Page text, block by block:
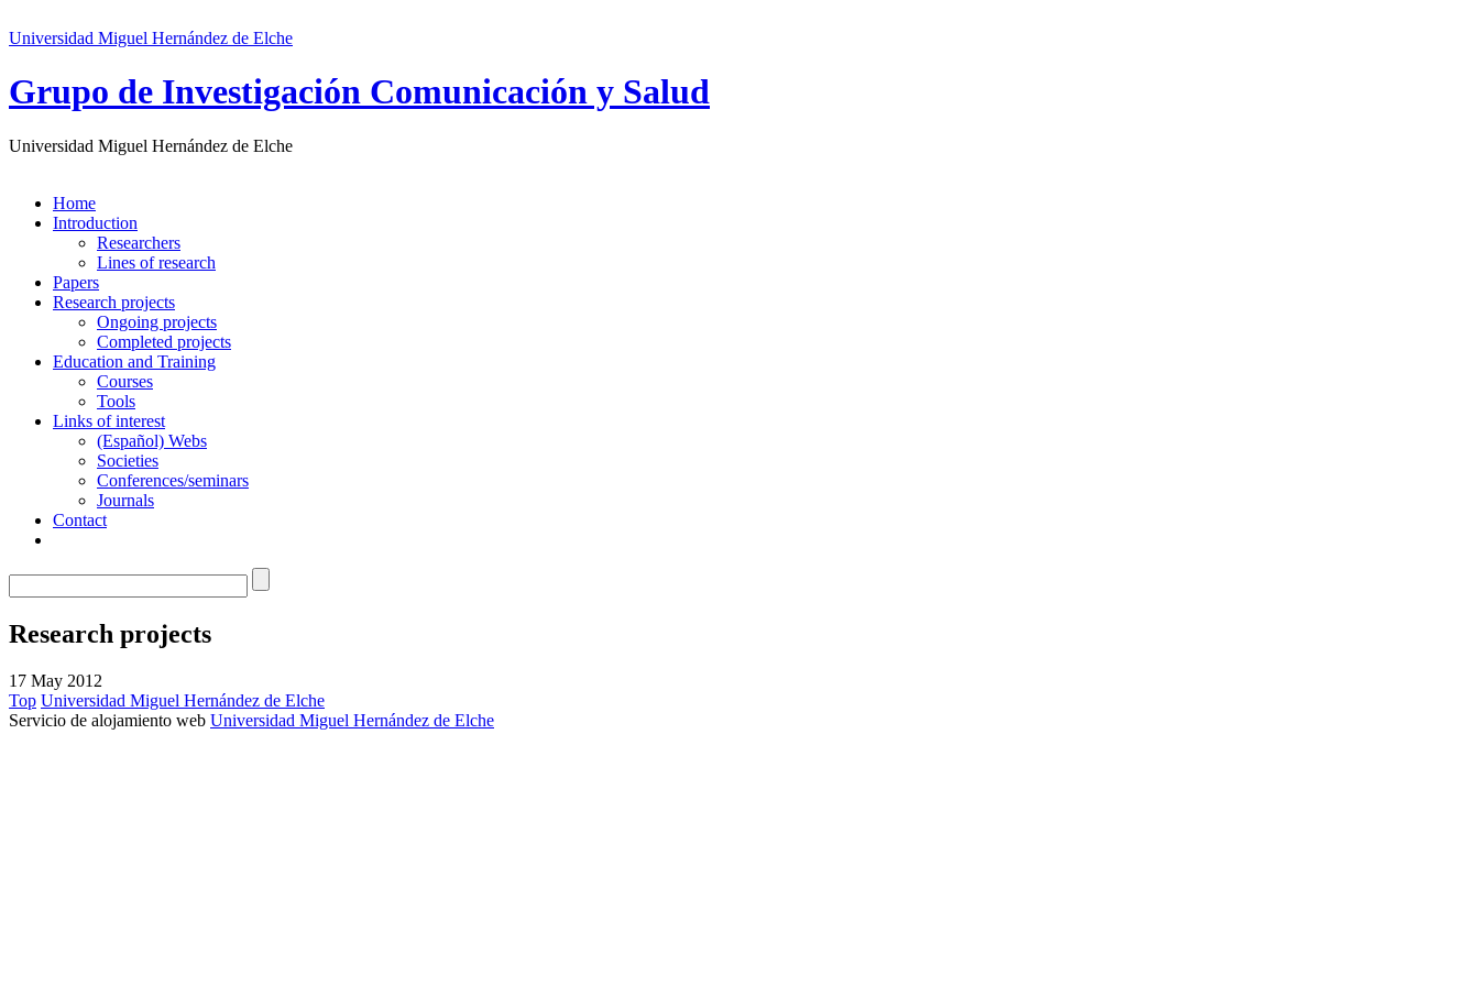
Universidad Miguel Hernández de Elche
Grupo de Investigación Comunicación y Salud
Universidad Miguel Hernández de Elche
Home
Introduction
Researchers
Lines of research
Papers
Research projects
Ongoing projects
Completed projects
Education and Training
Courses
Tools
Links of interest
(Español) Webs
Societies
Conferences/seminars
Journals
Contact
Research projects
17 May 2012
Top Universidad Miguel Hernández de Elche
Servicio de alojamiento web Universidad Miguel Hernández de Elche